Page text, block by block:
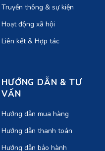
Truyền thông & sự kiện
Hoạt động xã hội
Liên kết & Hợp tác
HƯỚNG DẪN & TƯ
VẤN
Hướng dẫn mua hàng
Hướng dẫn thanh toán
Hướng dẫn bảo hành